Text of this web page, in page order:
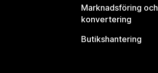
Marknadsföring och
konvertering
Butikshantering